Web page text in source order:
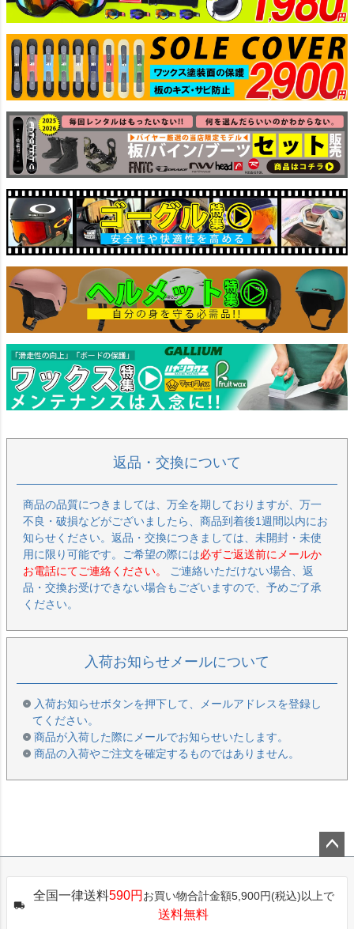
返品・交換について
商品の品質につきましては、万全を期しておりますが、万一
不良・破損などがございましたら、商品到着後1週間以内にお
知らせください。返品・交換につきましては、未開封・未使
用に限り可能です。ご希望の際には必ずご返送前にメールか
お電話にてご連絡ください。
ご連絡いただけない場合、返
品・交換お受けできない場合もございますので、予めご了承
ください。
入荷お知らせメールについて
入荷お知らせボタンを押下して、メールアドレスを登録し
てください。
商品が入荷した際にメールでお知らせいたします。
商品の入荷やご注文を確定するものではありません。
ップ
全国一律送料590円 お買い物合計金額5,900円(税込)以上で
送料無料